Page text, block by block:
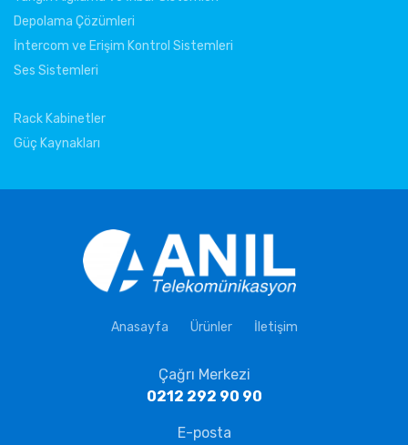
Depolama Çözümleri
İntercom ve Erişim Kontrol Sistemleri
Ses Sistemleri
Rack Kabinetler
Güç Kaynakları
Anasayfa Ürünler İletişim
Çağrı Merkezi
0212 292 90 90
E-posta